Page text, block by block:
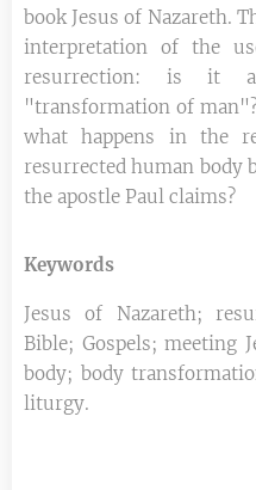
book Jesus of Nazareth.
interpretation of the
resurrection: is it
"transformation of
what happens in the
resurrected human body
the apostle Paul claims?
Keywords
Jesus of Nazareth;
Bible; Gospels; meeting
body; body
liturgy.